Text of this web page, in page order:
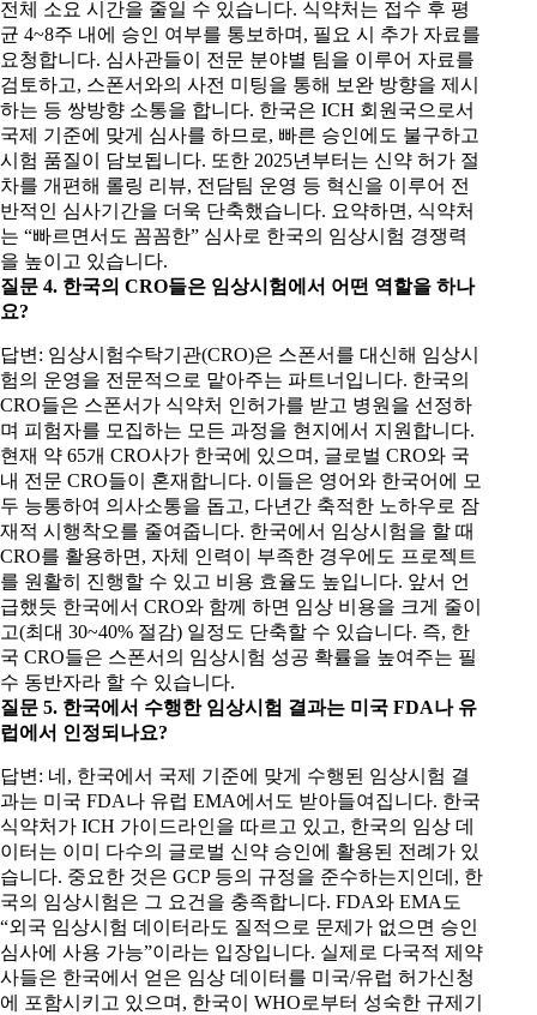
전체 소요 시간을 줄일 수 있습니다. 식약처는 접수 후 평
균 4~8주 내에 승인 여부를 통보하며, 필요 시 추가 자료를
요청합니다. 심사관들이 전문 분야별 팀을 이루어 자료를
검토하고, 스폰서와의 사전 미팅을 통해 보완 방향을 제시
하는 등 쌍방향 소통을 합니다. 한국은 ICH 회원국으로서
국제 기준에 맞게 심사를 하므로, 빠른 승인에도 불구하고
시험 품질이 담보됩니다. 또한 2025년부터는 신약 허가 절
차를 개편해 롤링 리뷰, 전담팀 운영 등 혁신을 이루어 전
반적인 심사기간을 더욱 단축했습니다. 요약하면, 식약처
는 “빠르면서도 꼼꼼한” 심사로 한국의 임상시험 경쟁력
을 높이고 있습니다.
질문 4. 한국의 CRO들은 임상시험에서 어떤 역할을 하나
요?
답변: 임상시험수탁기관(CRO)은 스폰서를 대신해 임상시
험의 운영을 전문적으로 맡아주는 파트너입니다. 한국의
CRO들은 스폰서가 식약처 인허가를 받고 병원을 선정하
며 피험자를 모집하는 모든 과정을 현지에서 지원합니다.
현재 약 65개 CRO사가 한국에 있으며, 글로벌 CRO와 국
내 전문 CRO들이 혼재합니다. 이들은 영어와 한국어에 모
두 능통하여 의사소통을 돕고, 다년간 축적한 노하우로 잠
재적 시행착오를 줄여줍니다. 한국에서 임상시험을 할 때
CRO를 활용하면, 자체 인력이 부족한 경우에도 프로젝트
를 원활히 진행할 수 있고 비용 효율도 높입니다. 앞서 언
급했듯 한국에서 CRO와 함께 하면 임상 비용을 크게 줄이
고(최대 30~40% 절감) 일정도 단축할 수 있습니다. 즉, 한
국 CRO들은 스폰서의 임상시험 성공 확률을 높여주는 필
수 동반자라 할 수 있습니다.
질문 5. 한국에서 수행한 임상시험 결과는 미국 FDA나 유
럽에서 인정되나요?
답변: 네, 한국에서 국제 기준에 맞게 수행된 임상시험 결
과는 미국 FDA나 유럽 EMA에서도 받아들여집니다. 한국
식약처가 ICH 가이드라인을 따르고 있고, 한국의 임상 데
이터는 이미 다수의 글로벌 신약 승인에 활용된 전례가 있
습니다. 중요한 것은 GCP 등의 규정을 준수하는지인데, 한
국의 임상시험은 그 요건을 충족합니다. FDA와 EMA도
“외국 임상시험 데이터라도 질적으로 문제가 없으면 승인
심사에 사용 가능”이라는 입장입니다. 실제로 다국적 제약
사들은 한국에서 얻은 임상 데이터를 미국/유럽 허가신청
에 포함시키고 있으며, 한국이 WHO로부터 성숙한 규제기